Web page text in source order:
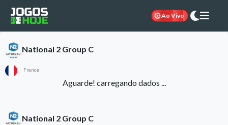
Ao Vivo
National 2 Group C
France
Aguarde! carregando dados ...
National 2 Group C